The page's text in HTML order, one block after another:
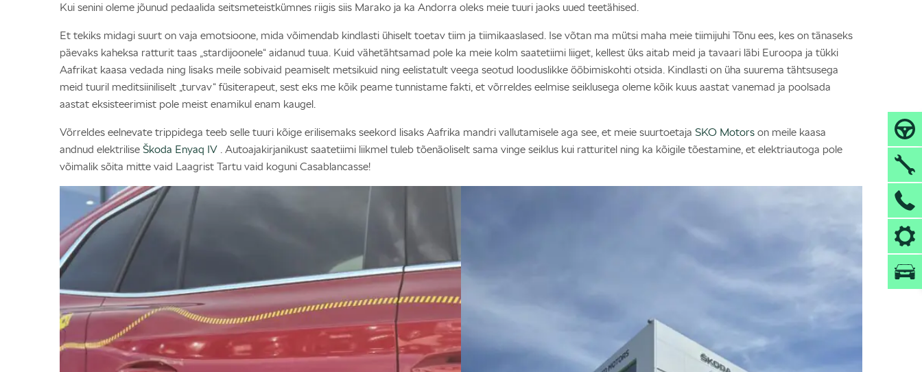
Kui senini oleme jõunud pedaalida seitsmeteistkümnes riigis siis Marako ja ka Andorra oleks meie tuuri jaoks uued teetähised.
Et tekiks midagi suurt on vaja emotsioone, mida võimendab kindlasti ühiselt toetav tiim ja tiimikaaslased. Ise võtan ma mütsi maha meie tiimijuhi Tõnu ees, kes on tänaseks
päevaks kaheksa ratturit taas „stardijoonele“ aidanud tuua. Kuid vähetähtsamad pole ka meie kolm saatetiimi liiget, kellest üks aitab meid ja tavaari läbi Euroopa ja tükki
Aafrikat kaasa vedada ning lisaks meile sobivaid peamiselt metsikuid ning eelistatult veega seotud looduslikke ööbimiskohti otsida. Kindlasti on üha suurema tähtsusega
meid tuuril meditsiiniliselt „turvav“ füsiterapeut, sest eks me kõik peame tunnistame fakti, et võrreldes eelmise seiklusega oleme kõik kuus aastat vanemad ja poolsada
aastat eksisteerimist pole meist enamikul enam kaugel.
Võrreldes eelnevate trippidega teeb selle tuuri kõige erilisemaks seekord lisaks Aafrika mandri vallutamisele aga see, et meie suurtoetaja SKO Motors on meile kaasa
andnud elektrilise Škoda Enyaq IV . Autoajakirjanikust saatetiimi liikmel tuleb tõenäoliselt sama vinge seiklus kui ratturitel ning ka kõigile tõestamine, et elektriautoga pole
võimalik sõita mitte vaid Laagrist Tartu vaid koguni Casablancasse!